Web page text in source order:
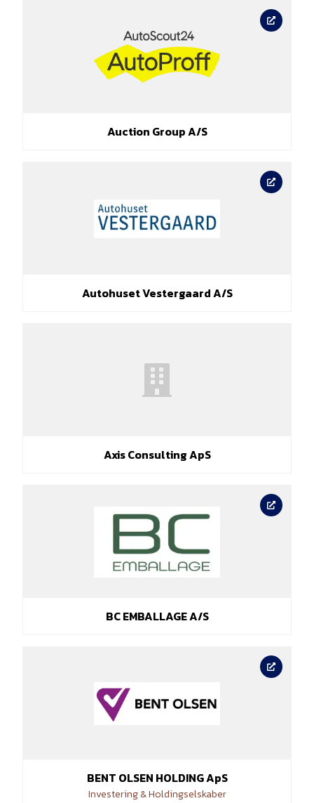
Auction Group A/S
Autohuset Vestergaard A/S
Axis Consulting ApS
BC EMBALLAGE A/S
BENT OLSEN HOLDING ApS
Investering & Holdingselskaber